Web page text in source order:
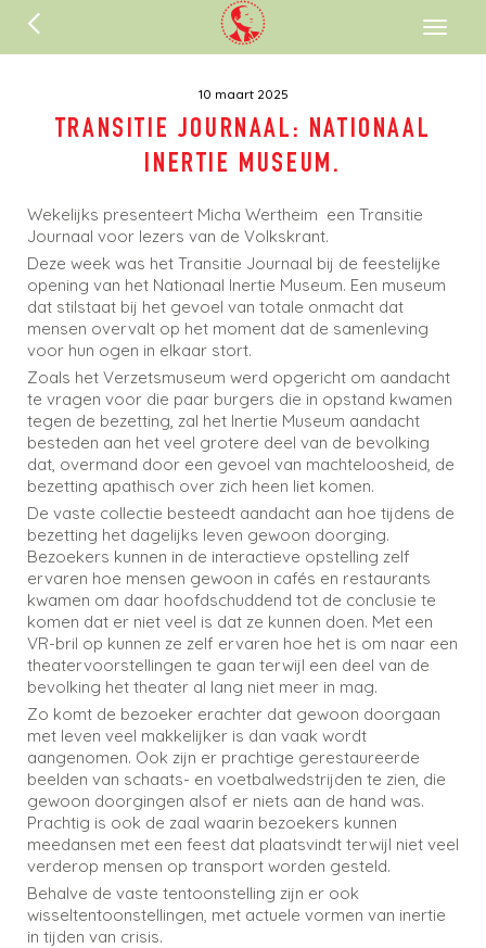
Toggle
10 maart 2025
TRANSITIE JOURNAAL: NATIONAAL
INERTIE MUSEUM.
Wekelijks presenteert Micha Wertheim een Transitie
Journaal voor lezers van de Volkskrant.
Deze week was het Transitie Journaal bij de feestelijke
opening van het Nationaal Inertie Museum. Een museum
dat stilstaat bij het gevoel van totale onmacht dat
mensen overvalt op het moment dat de samenleving
voor hun ogen in elkaar stort.
Zoals het Verzetsmuseum werd opgericht om aandacht
te vragen voor die paar burgers die in opstand kwamen
tegen de bezetting, zal het Inertie Museum aandacht
besteden aan het veel grotere deel van de bevolking
dat, overmand door een gevoel van machteloosheid, de
bezetting apathisch over zich heen liet komen.
De vaste collectie besteedt aandacht aan hoe tijdens de
bezetting het dagelijks leven gewoon doorging.
Bezoekers kunnen in de interactieve opstelling zelf
ervaren hoe mensen gewoon in cafés en restaurants
kwamen om daar hoofdschuddend tot de conclusie te
komen dat er niet veel is dat ze kunnen doen. Met een
VR-bril op kunnen ze zelf ervaren hoe het is om naar een
theatervoorstellingen te gaan terwijl een deel van de
bevolking het theater al lang niet meer in mag.
Zo komt de bezoeker erachter dat gewoon doorgaan
met leven veel makkelijker is dan vaak wordt
aangenomen. Ook zijn er prachtige gerestaureerde
beelden van schaats- en voetbalwedstrijden te zien, die
gewoon doorgingen alsof er niets aan de hand was.
Prachtig is ook de zaal waarin bezoekers kunnen
meedansen met een feest dat plaatsvindt terwijl niet veel
verderop mensen op transport worden gesteld.
Behalve de vaste tentoonstelling zijn er ook
wisseltentoonstellingen, met actuele vormen van inertie
in tijden van crisis.